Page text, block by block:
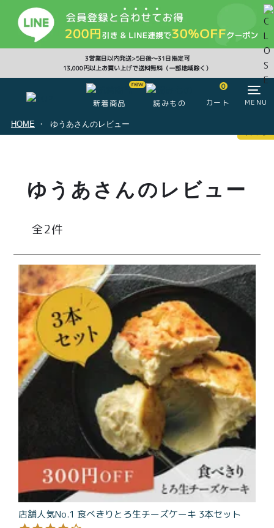
3営業日以内発送>5日後〜31日指定可
13,000円以上お買い上げで送料無料（一部地域除く）
新着商品 読みもの
0
カート MENU
CLOSE
0
注文履歴 会員登録情報 ポイント
商品一覧
とろ生ガトーショコラ
とろ生 まとめ買いお得
セット
お中元
紅茶toroaTea
焼き菓子
メルマガ会員様限定
toroa夏のアウトレッ
トセール
とろ生チーズケーキ
濃抹茶とろ生ガトーシ
ョコラ
紅茶toroaTeaギフト
お誕生日セット
手さげ袋
季節限定
HOME ゆうあさんのレビュー
ゆうあさんのレビュー
2
店舗人気No.1 食べきりとろ生チーズケーキ 3本セット